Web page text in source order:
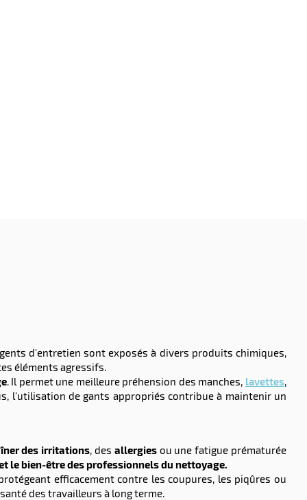
d'entretien sont exposés à divers produits chimiques,
éléments agressifs.
. Il permet une meilleure préhension des manches, lavettes,
l'utilisation de gants appropriés contribue à maintenir un
des irritations, des allergiesou une fatigue prématurée
le bien-être des professionnels du nettoyage.
efficacement contre les coupures, les piqûres ou
des travailleurs à long terme.